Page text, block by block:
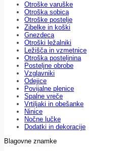
Otroške varuške
Otroška sobica
Otroške postelje
Zibelke in koški
Gnezdeca
Otroški ležalniki
Ležišča in vzmetnice
Otroška posteljnina
Posteljne obrobe
Vzglavniki
Odejice
Povijalne plenice
Spalne vreče
Vrtiljaki in obešanke
Ninice
Nočne lučke
Dodatki in dekoracije
Blagovne znamke